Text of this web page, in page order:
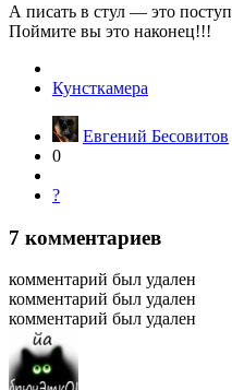
А писать в стул — это
Поймите вы это наконец!!!
Кунсткамера
Евгений Бесовитов
0
?
7 комментариев
комментарий был удален
комментарий был удален
комментарий был удален